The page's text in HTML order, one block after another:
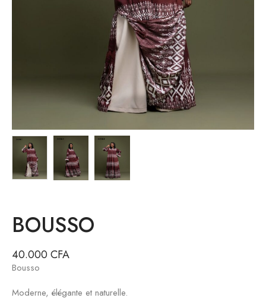
BOUSSO
40.000 CFA
Bousso
Moderne, élégante et naturelle.